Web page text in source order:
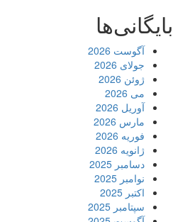
بایگانی‌ها
آگوست 2026
جولای 2026
ژوئن 2026
می 2026
آوریل 2026
مارس 2026
فوریه 2026
ژانویه 2026
دسامبر 2025
نوامبر 2025
اکتبر 2025
سپتامبر 2025